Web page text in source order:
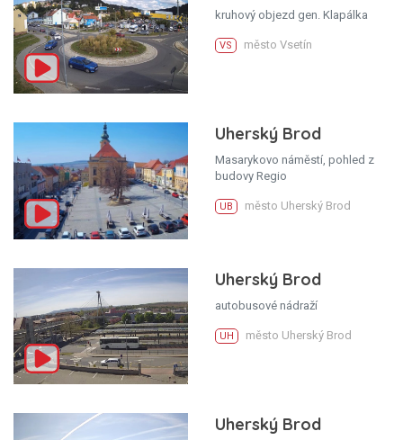
kruhový objezd gen. Klapálka
VS město Vsetín
Uherský Brod
Masarykovo náměstí, pohled z
budovy Regio
UB město Uherský Brod
Uherský Brod
autobusové nádraží
UH město Uherský Brod
Uherský Brod